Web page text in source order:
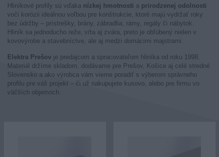
Hliníkové profily sú vďaka nízkej hmotnosti a prirodzenej odolnosti
voči korózii ideálnou voľbou pre konštrukcie, ktoré majú vydržať roky
bez údržby – prístrešky, brány, zábradlia, rámy, regály či nábytok.
Hliník sa jednoducho reže, vŕta aj zvára, preto je obľúbený nielen v
kovovýrobe a stavebníctve, ale aj medzi domácimi majstrami.
Elektra Prešov je predajcom a spracovateľom hliníka od roku 1998.
Materiál držíme skladom, dodávame pre Prešov, Košice aj celé stredné
Slovensko a ako výrobca vám vieme poradiť s výberom správneho
profilu pre váš projekt – či už nakupujete kusovo, alebo pre firmu vo
väčších objemoch.